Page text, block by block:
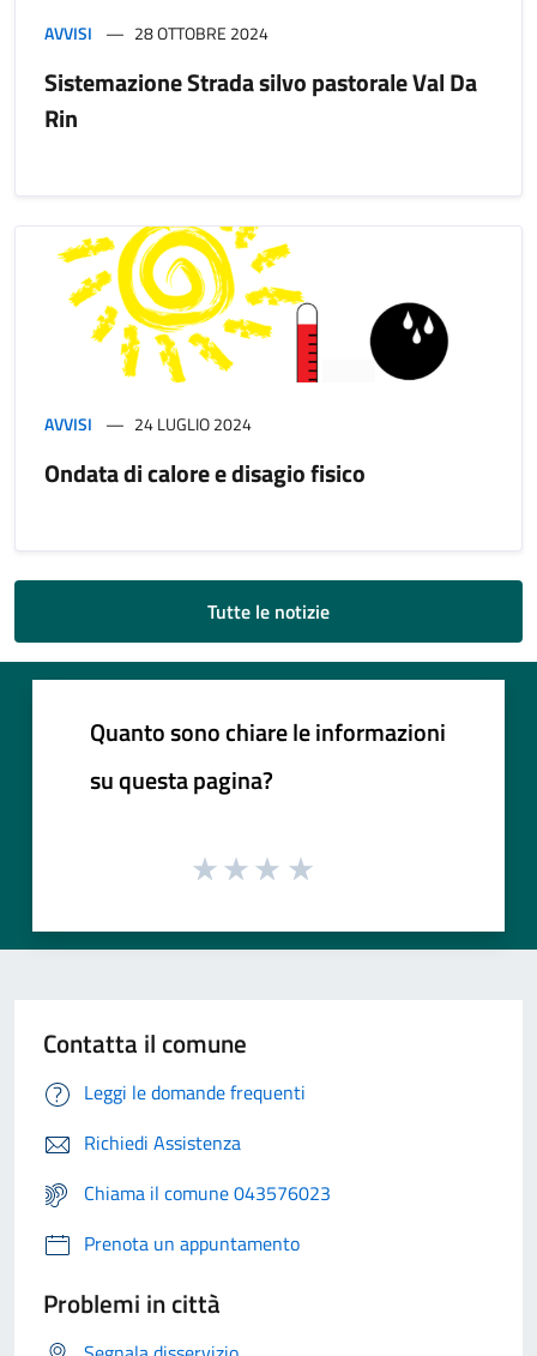
AVVISI 28 OTTOBRE 2024
Sistemazione Strada silvo pastorale Val Da
Rin
AVVISI 24 LUGLIO 2024
Ondata di calore e disagio fisico
Tutte le notizie
Quanto sono chiare le informazioni
su questa pagina?
Contatta il comune
Leggi le domande frequenti
Richiedi Assistenza
Chiama il comune 043576023
Prenota un appuntamento
Problemi in città